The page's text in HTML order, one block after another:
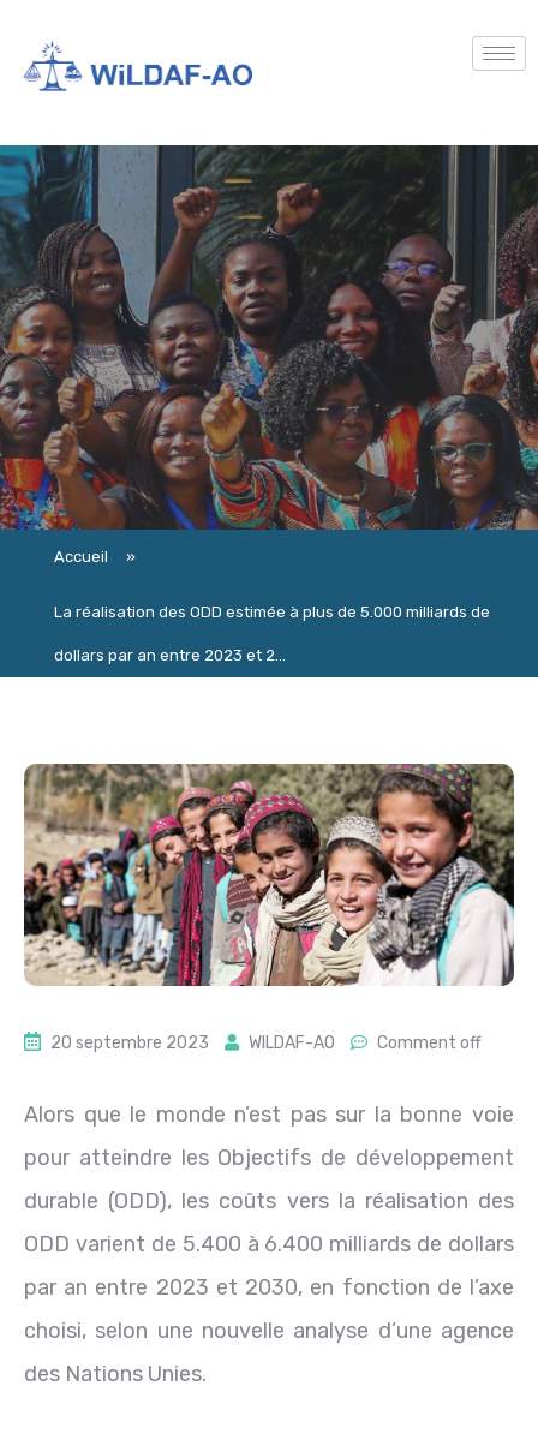
Accueil »
La réalisation des ODD estimée à plus de 5.000 milliards de
dollars par an entre 2023 et 2...
20 septembre 2023 WILDAF-AO Comment off
Alors que le monde n’est pas sur la bonne voie
pour atteindre les Objectifs de développement
durable (ODD), les coûts vers la réalisation des
ODD varient de 5.400 à 6.400 milliards de dollars
par an entre 2023 et 2030, en fonction de l’axe
choisi, selon une nouvelle analyse d’une agence
des Nations Unies.